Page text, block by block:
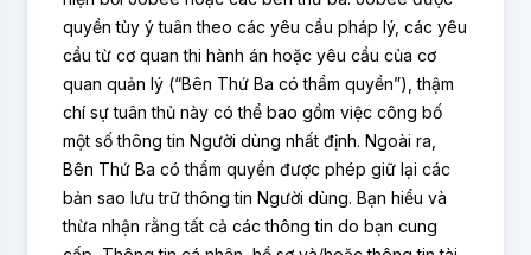
quyền tùy ý tuân theo các yêu cầu pháp lý, các yêu
cầu từ cơ quan thi hành án hoặc yêu cầu của cơ
quan quản lý (“Bên Thứ Ba có thẩm quyền”), thậm
chí sự tuân thủ này có thể bao gồm việc công bố
một số thông tin Người dùng nhất định. Ngoài ra,
Bên Thứ Ba có thẩm quyền được phép giữ lại các
bản sao lưu trữ thông tin Người dùng. Bạn hiểu và
thừa nhận rằng tất cả các thông tin do bạn cung